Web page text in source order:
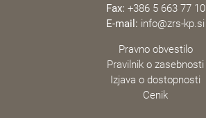
Fax: +386 5 663 77 10
E-mail: info@zrs-kp.si
Pravno obvestilo
Pravilnik o zasebnosti
Izjava o dostopnosti
Cenik